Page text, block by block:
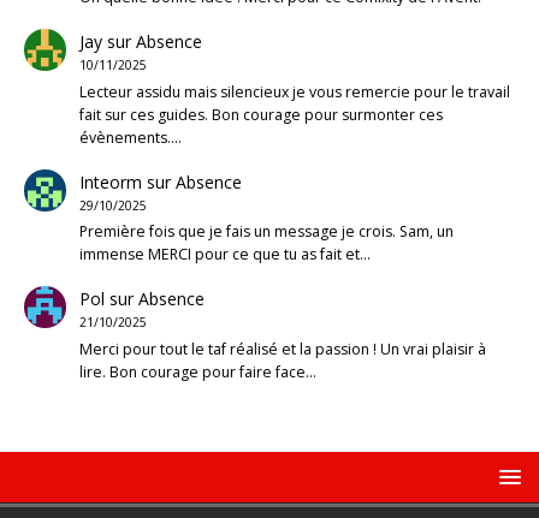
JaysurAbsence
10/11/2025
Lecteur assidu mais silencieux je vous remercie pour le travail
fait sur ces guides. Bon courage pour surmonter ces
évènements.…
Inteorm surAbsence
29/10/2025
Première fois que je fais un message je crois. Sam, un
immense MERCI pour ce que tu as fait et…
Pol surAbsence
21/10/2025
Merci pour tout le taf réalisé et la passion ! Un vrai plaisir à
lire. Bon courage pour faire face…